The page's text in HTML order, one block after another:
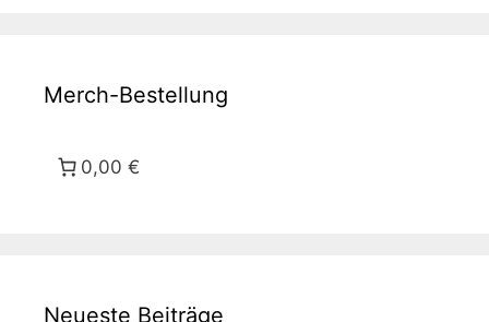
Merch-Bestellung
0,00 €
Neueste Beiträge